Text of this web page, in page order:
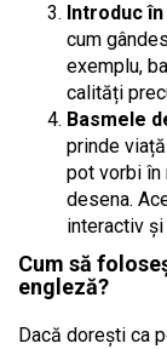
Introduc
cum
exemplu,
calități
Basmele
prinde
pot vorbi în
desena.
interactiv
Cum să
engleză?
Dacă dorești ca